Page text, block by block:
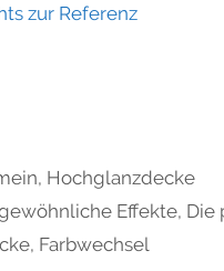
zur Referenz
, Hochglanzdecke
Effekte, Die
, Farbwechsel